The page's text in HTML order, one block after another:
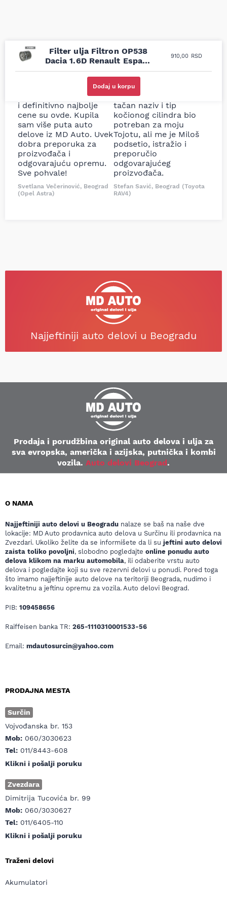
Filter ulja Filtron OP538
Dacia 1.6D Renault Espace
TD
910,00 RSD
Dodaj u korpu
Uporedila sam sve
prodavnice auto delova
i definitivno najbolje
cene su ovde. Kupila
sam više puta auto
delove iz MD Auto. Uvek
dobra preporuka za
proizvođača i
odgovarajuću opremu.
Sve pohvale!
Svetlana Večerinović, Beograd
(Opel Astra)
Odlična usluga i
ljubazni prodavci.
Nisam bio siguran koji je
tačan naziv i tip
kočionog cilindra bio
potreban za moju
Tojotu, ali me je Miloš
podsetio, istražio i
preporučio
odgovarajućeg
proizvođača.
Stefan Savić, Beograd (Toyota
RAV4)
Najjeftiniji auto delovi u Beogradu
Prodaja i porudžbina original auto delova i ulja za
sva evropska, američka i azijska, putnička i kombi
vozila. Auto delovi Beograd.
O NAMA
Najjeftiniji auto delovi u Beogradu nalaze se baš na naše dve
lokacije: MD Auto prodavnica auto delova u Surčinu ili prodavnica na
Zvezdari. Ukoliko želite da se informišete da li su jeftini auto delovi
zaista toliko povoljni, slobodno pogledajte online ponudu auto
delova klikom na marku automobila, ili odaberite vrstu auto
delova i pogledajte koji su sve rezervni delovi u ponudi. Pored toga
što imamo najjeftinije auto delove na teritoriji Beograda, nudimo i
kvalitetnu a jeftinu opremu za vozila. Auto delovi Beograd.
PIB: 109458656
Raiffeisen banka TR: 265-1110310001533-56
Email: mdautosurcin@yahoo.com
PRODAJNA MESTA
Surčin
Vojvođanska br. 153
Mob: 060/3030623
Tel: 011/8443-608
Klikni i pošalji poruku
Zvezdara
Dimitrija Tucovića br. 99
Mob: 060/3030627
Tel: 011/6405-110
Klikni i pošalji poruku
Traženi delovi
Akumulatori